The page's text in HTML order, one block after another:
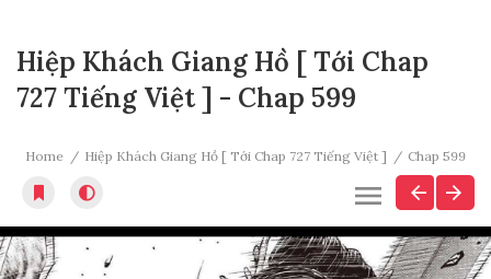
Hiệp Khách Giang Hồ [ Tới Chap
727 Tiếng Việt ] - Chap 599
Home Hiệp Khách Giang Hồ [ Tới Chap 727 Tiếng Việt ] Chap 599